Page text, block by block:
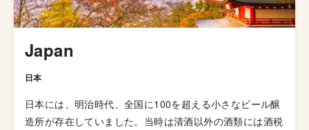
Japan
日本
日本には、明治時代、全国に100を超える小さなビール醸
造所が存在していました。当時は清酒以外の酒類には酒税